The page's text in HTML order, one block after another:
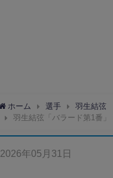
ホーム 選手
羽生結弦
羽生結弦「バラード第1番
2026年05月31日